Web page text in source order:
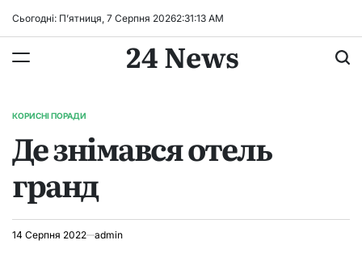
Сьогодні: П’ятниця, 7 Серпня 20262:31:14 AM
24 News
ОПУБЛІКУВАТИ
КОРИСНІ ПОРАДИ
Де знімався отель
гранд
14 Серпня 2022 admin